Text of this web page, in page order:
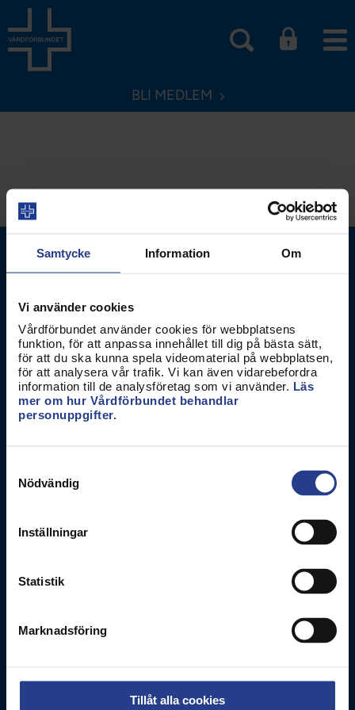
Samtycke Information Om
Vi använder cookies
Vårdförbundet använder cookies för webbplatsens
funktion, för att anpassa innehållet till dig på bästa sätt,
för att du ska kunna spela videomaterial på webbplatsen,
för att analysera vår trafik. Vi kan även vidarebefordra
information till de analysföretag som vi använder. Läs
mer om hur Vårdförbundet behandlar
personuppgifter.
Nödvändig
Inställningar
Statistik
Marknadsföring
Tillåt alla cookies
BLI MEDLEM
Vårdförbundet
Box 3260
103 65Stockholm
Kontakta oss
Kakor